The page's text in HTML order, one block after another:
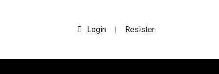
Login | Resister